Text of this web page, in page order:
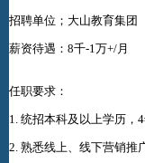
招聘单位；大山教育集团
薪资待遇：8千-1万+/月
任职要求：
1. 统招本科及以上学历，
2. 熟悉线上、线下营销推